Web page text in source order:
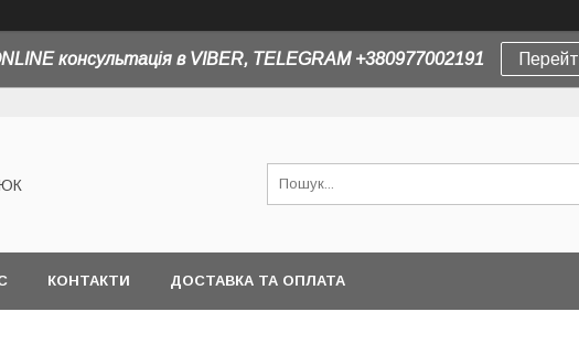
консультація в VIBER, TELEGRAM +380977002191
КОНТАКТИ ДОСТАВКА ТА ОПЛАТА